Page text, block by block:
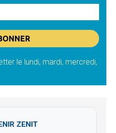
le lundi, mardi, mercredi,
ZENIT